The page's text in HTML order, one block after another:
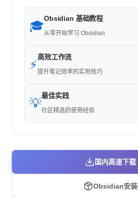
🎓
Obsidian 基础教程
从零开始学习 Obsidian
⚡
高效工作流
提升笔记效率的实用技巧
💡
最佳实践
社区精选的使用经验
国内高速下载
Obsidian安装